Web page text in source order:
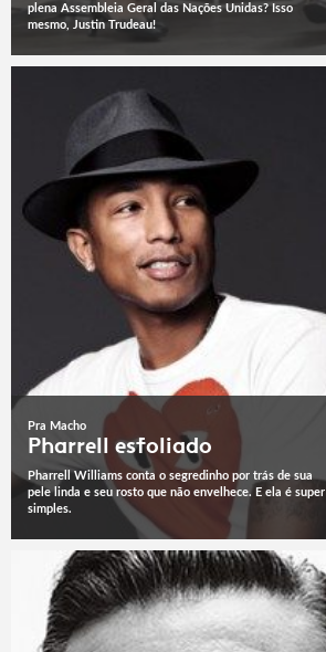
plena Assembleia Geral das Nações Unidas? Isso
mesmo, Justin Trudeau!
Pra Macho
Pharrell esfoliado
Pharrell Williams conta o segredinho por trás de sua
pele linda e seu rosto que não envelhece. E ela é super
simples.